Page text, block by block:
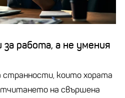
работа, а не умения
странности, които хората
на свършена